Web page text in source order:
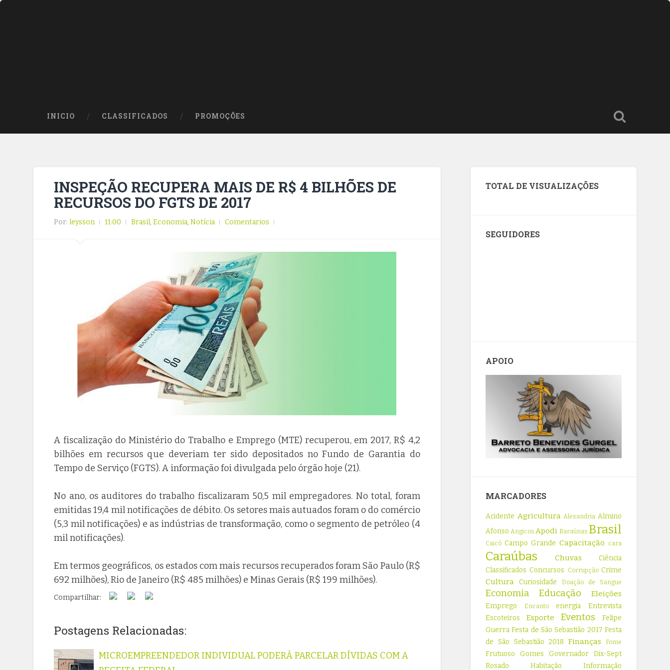
INICIO CLASSIFICADOS PROMOÇÕES
INSPEÇÃO RECUPERA MAIS DE R$ 4 BILHÕES DE
RECURSOS DO FGTS DE 2017
Por:leysson 11:00 Brasil,Economia,Notícia Comentarios
A fiscalização do Ministério do Trabalho e Emprego (MTE) recuperou, em 2017, R$ 4,2
bilhões em recursos que deveriam ter sido depositados no Fundo de Garantia do
Tempo de Serviço (FGTS). A informação foi divulgada pelo órgão hoje (21).
No ano, os auditores do trabalho fiscalizaram 50,5 mil empregadores. No total, foram
emitidas 19,4 mil notificações de débito. Os setores mais autuados foram o do comércio
(5,3 mil notificações) e as indústrias de transformação, como o segmento de petróleo (4
mil notificações).
Em termos geográficos, os estados com mais recursos recuperados foram São Paulo (R$
692 milhões), Rio de Janeiro (R$ 485 milhões) e Minas Gerais (R$ 199 milhões).
Compartilhar:
Postagens Relacionadas:
MICROEMPREENDEDOR INDIVIDUAL PODERÁ PARCELAR DÍVIDAS COM A
TOTAL DE VISUALIZAÇÕES
SEGUIDORES
APOIO
MARCADORES
Acidente Agricultura Alexandria Almino
Afonso Angicos Apodi Baraúnas Brasil
Caicó Campo Grande Capacitação cara
Caraúbas Chuvas
Ciência
Classificados Concursos Corrupção Crime
Cultura Curiosidade Doação de Sangue
Economia Educação Eleições
Emprego Encanto energia
Entrevista
Escoteiros
Esporte Eventos
Felipe
Guerra Festa de São Sebastião 2017 Festa
de São Sebastião 2018 Finanças Fome
Frutuoso Gomes
Governador Dix-Sept
Rosado
Habitação Informação